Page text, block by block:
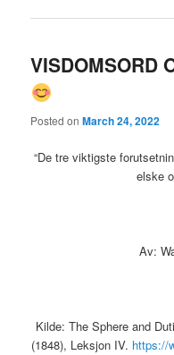
VISDOMSORD
Posted onMarch 24, 2022
“De tre viktigste
elske
Av:
Kilde: The Sphere and
(1848), Leksjon IV. https://